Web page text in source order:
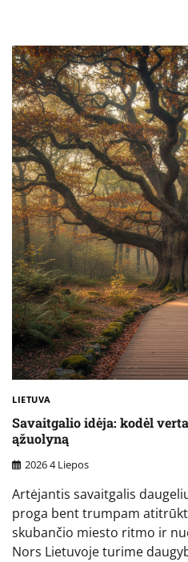
LIETUVA
Savaitgalio idėja: kodėl
ąžuolyną
2026 4 Liepos
Artėjantis savaitgalis
proga bent trumpam
skubančio miesto ritmo ir
Nors Lietuvoje turime